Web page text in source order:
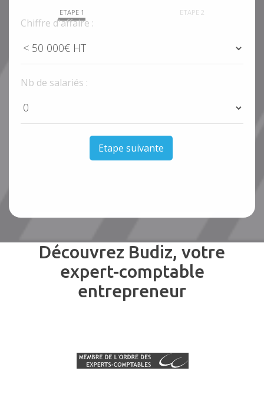
ETAPE 1 ETAPE 2
Chiffre d'affaire :
Nb de salariés :
Etape suivante
Découvrez Budiz, votre
expert-comptable
entrepreneur